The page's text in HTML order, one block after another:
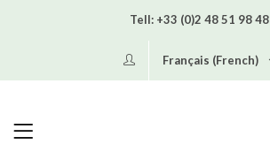
Tell: +33 (0)2 48 51 98 48
Français (French)